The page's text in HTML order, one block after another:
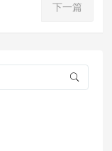
下一篇